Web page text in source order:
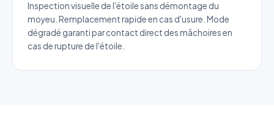
Inspection visuelle de l'étoile sans démontage du
moyeu. Remplacement rapide en cas d'usure. Mode
dégradé garanti par contact direct des mâchoires en
cas de rupture de l'étoile.
Référence produit